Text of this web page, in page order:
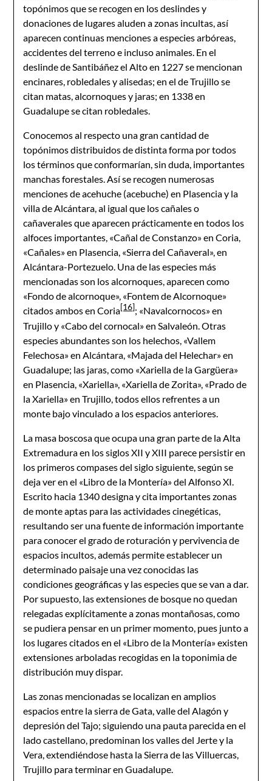
topónimos que se recogen en los deslindes y
donaciones de lugares aluden a zonas incultas, así
aparecen continuas menciones a especies arbóreas,
accidentes del terreno e incluso animales. En el
deslinde de Santibáñez el Alto en 1227 se mencionan
encinares, robledales y alisedas; en el de Trujillo se
citan matas, alcornoques y jaras; en 1338 en
Guadalupe se citan robledales.
Conocemos al respecto una gran cantidad de
topónimos distribuidos de distinta forma por todos
los términos que conformarían, sin duda, importantes
manchas forestales. Así se recogen numerosas
menciones de acehuche (acebuche) en Plasencia y la
villa de Alcántara, al igual que los cañales o
cañaverales que aparecen prácticamente en todos los
alfoces importantes, «Cañal de Constanzo» en Coria,
«Cañales» en Plasencia, «Sierra del Cañaveral», en
Alcántara-Portezuelo. Una de las especies más
mencionadas son los alcornoques, aparecen como
«Fondo de alcornoque», «Fontem de Alcornoque»
citados ambos en Coria[16]; «Navalcornocos» en
Trujillo y «Cabo del cornocal» en Salvaleón. Otras
especies abundantes son los helechos, «Vallem
Felechosa» en Alcántara, «Majada del Helechar» en
Guadalupe; las jaras, como «Xariella de la Gargüera»
en Plasencia, «Xariella», «Xariella de Zorita», «Prado de
la Xariella» en Trujillo, todos ellos refrentes a un
monte bajo vinculado a los espacios anteriores.
La masa boscosa que ocupa una gran parte de la Alta
Extremadura en los siglos XII y XIII parece persistir en
los primeros compases del siglo siguiente, según se
deja ver en el «Libro de la Montería» del Alfonso XI.
Escrito hacia 1340 designa y cita importantes zonas
de monte aptas para las actividades cinegéticas,
resultando ser una fuente de información importante
para conocer el grado de roturación y pervivencia de
espacios incultos, además permite establecer un
determinado paisaje una vez conocidas las
condiciones geográficas y las especies que se van a dar.
Por supuesto, las extensiones de bosque no quedan
relegadas explícitamente a zonas montañosas, como
se pudiera pensar en un primer momento, pues junto a
los lugares citados en el «Libro de la Montería» existen
extensiones arboladas recogidas en la toponimia de
distribución muy dispar.
Las zonas mencionadas se localizan en amplios
espacios entre la sierra de Gata, valle del Alagón y
depresión del Tajo; siguiendo una pauta parecida en el
lado castellano, predominan los valles del Jerte y la
Vera, extendiéndose hasta la Sierra de las Villuercas,
Trujillo para terminar en Guadalupe.